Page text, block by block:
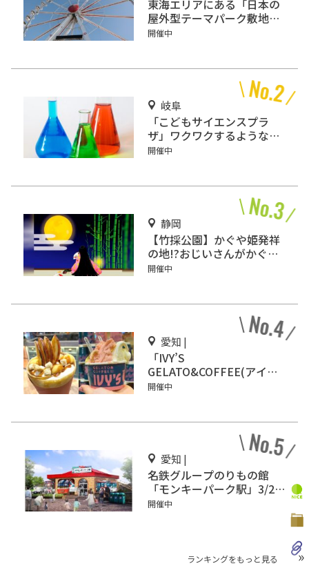
東海エリアにある「日本の
屋外型テーマパーク敷地面
積ランキング」入りしてい
開催中
岐阜
「こどもサイエンスプラ
ザ」ワクワクするような科
学の不思議がいっぱい！
開催中
静岡
【竹採公園】かぐや姫発祥
の地!?おじいさんがかぐや
姫を見つけた場所を見に行
開催中
愛知 |
「IVY’S
GELATO&COFFEE(アイビ
ーズ ジェラート&コーヒ
ン！
開催中
愛知 |
名鉄グループのりもの館
「モンキーパーク駅」3/2オ
ープン
開催中
ランキングをもっと見る